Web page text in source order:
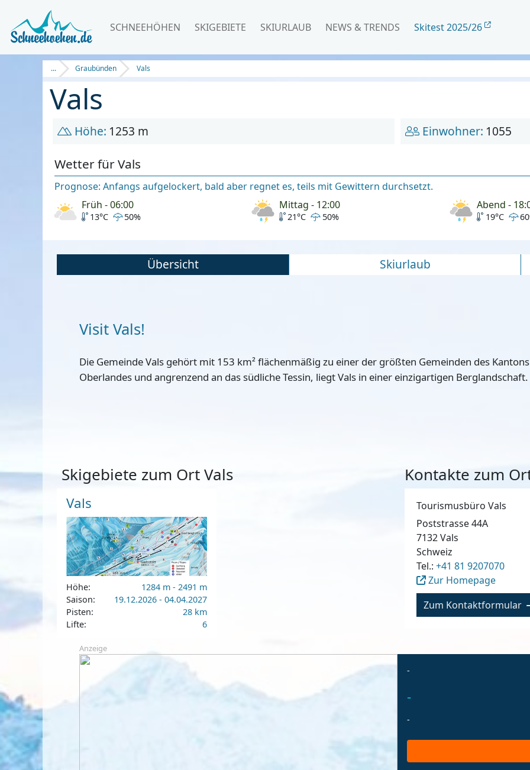
SCHNEEHÖHEN SKIGEBIETE SKIURLAUB NEWS & TRENDS Skitest 2025/26
... Graubünden Vals
Vals
Höhe: 1253 m Einwohner: 1055
Wetter für Vals
Prognose: Anfangs aufgelockert, bald aber regnet es, teils mit Gewittern durchsetzt.
Früh - 06:00
13°C 50%
Mittag - 12:00
21°C 50%
Abend -
19°C
Übersicht Skiurlaub
Visit Vals!
Die Gemeinde Vals gehört mit 153 km² flächenmäßig zu einer der größten Gemeinden des
Oberlandes und angrenzend an das südliche Tessin, liegt Vals in einer einzigartigen Berglandschaft.
Skigebiete zum Ort Vals
Vals
Höhe:
1284 m - 2491 m
Saison:
19.12.2026 - 04.04.2027
Pisten:
28 km
Lifte:
6
Kontakte zum
Tourismusbüro Vals
Poststrasse 44A
7132Vals
Schweiz
Tel.: +41 81 9207070
Zur Homepage
Zum Kontaktformular
Anzeige
-
-
-